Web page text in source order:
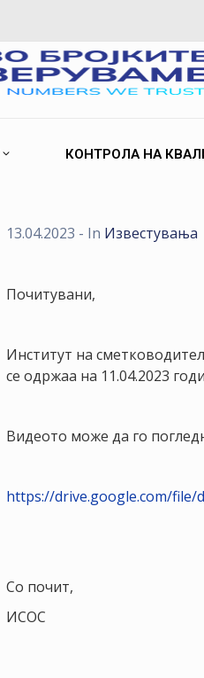
КОНТРОЛА НА
13.04.2023 - In Известувања
Почитувани,
Институт на
се одржаа на 11.04.2023
Видеото може да го
https://drive.google.com/file/
Со почит,
ИСОС